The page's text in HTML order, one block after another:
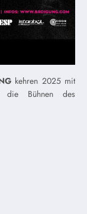
kehren 2025 mit
die Bühnen des